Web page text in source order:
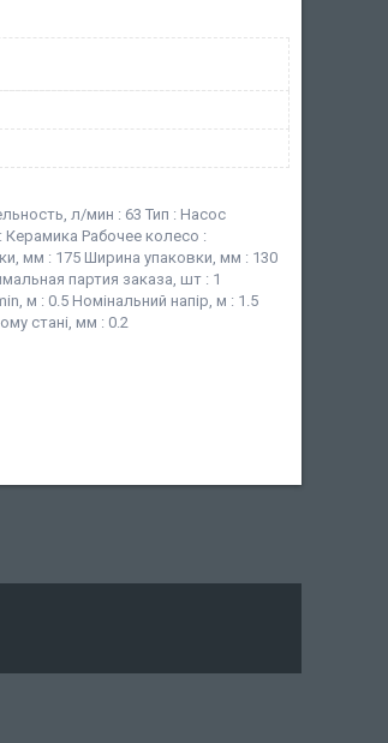
л/мин : 63 Тип : Насос
Рабочее колесо :
мм : 175 Ширина упаковки, мм : 130
партия заказа, шт : 1
м : 0.5 Номінальний напір, м : 1.5
стані, мм : 0.2